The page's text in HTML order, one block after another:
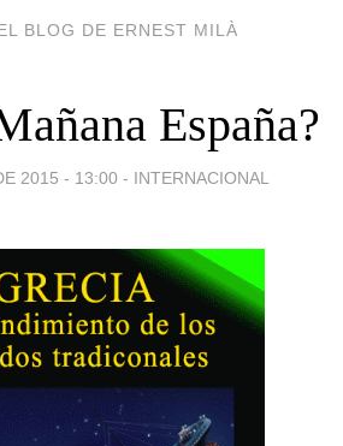
BLOG DE ERNEST MILÀ
España?
2015 - 13:00 - INTERNACIONAL